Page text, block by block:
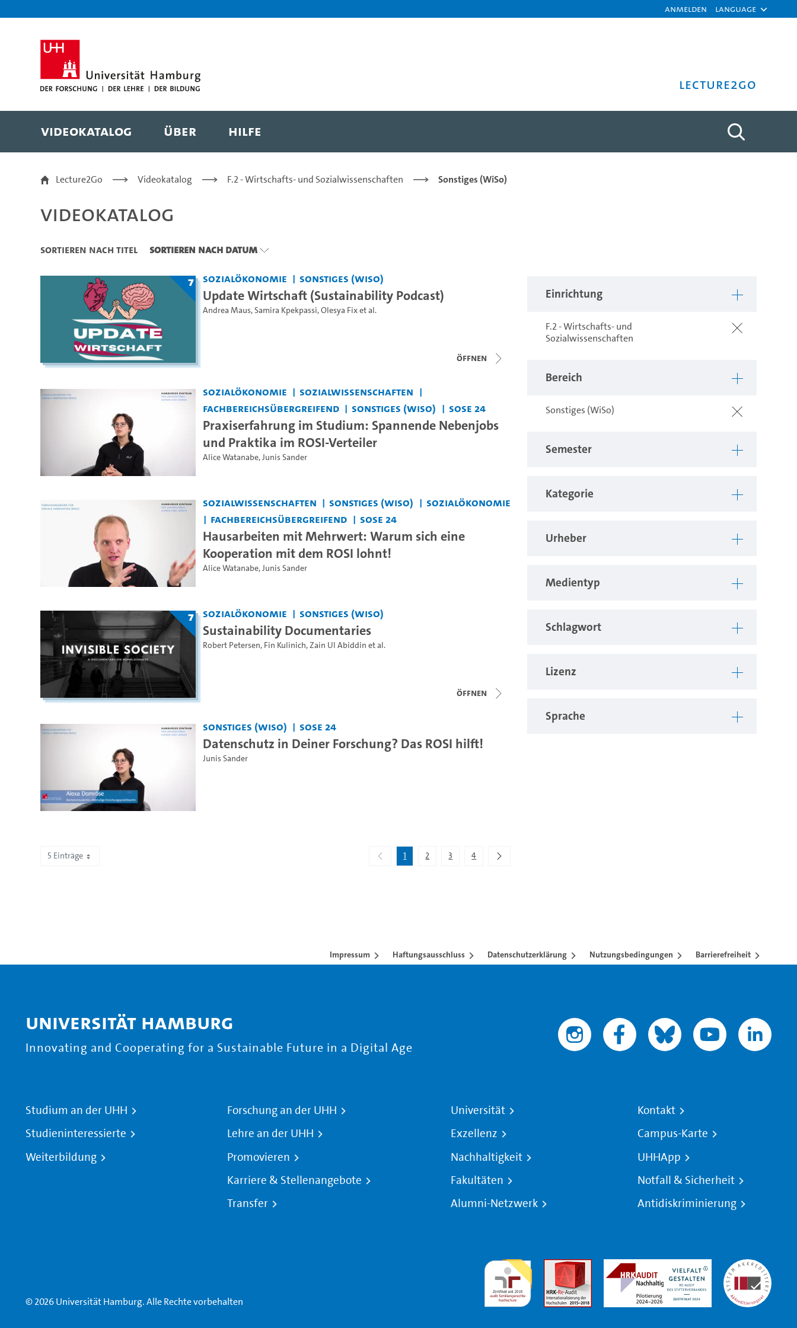
Anmelden Language
Lecture2Go
Videokatalog Über Hilfe
Videokatalog
Lecture2Go Videokatalog F.2 - Wirtschafts- und Sozialwissenschaften Sonstiges (WiSo)
Videokatalog
Sortieren nach Titel Sortieren nach Datum
Einrichtung
F.2 - Wirtschafts- und
Sozialwissenschaften
Bereich
Sonstiges (WiSo)
Semester
Kategorie
Urheber
Medientyp
Schlagwort
Lizenz
Sprache
7 Sozialökonomie Sonstiges (WiSo)
Update Wirtschaft (Sustainability Podcast)
Andrea Maus,Samira Kpekpassi,Olesya Fixet al.
Öffnen
Sozialökonomie
Sozialwissenschaften
Fachbereichsübergreifend
Sonstiges (WiSo) SoSe 24
Praxiserfahrung im Studium: Spannende Nebenjobs
und Praktika im ROSI-Verteiler
Alice Watanabe,Junis Sander
Sozialwissenschaften Sonstiges (WiSo)
Sozialökonomie
Fachbereichsübergreifend
SoSe 24
Hausarbeiten mit Mehrwert: Warum sich eine
Kooperation mit dem ROSI lohnt!
Alice Watanabe,Junis Sander
7 Sozialökonomie Sonstiges (WiSo)
Sustainability Documentaries
Robert Petersen, Fin Kulinich,Zain Ul Abiddin et al.
Öffnen
Sonstiges (WiSo) SoSe 24
Datenschutz in Deiner Forschung? Das ROSI hilft!
Junis Sander
5 Einträge 1 2 3 4
Impressum Haftungsausschluss Datenschutzerklärung Nutzungsbedingungen Barrierefreiheit
Universität Hamburg
Innovating and Cooperating for a Sustainable Future in a Digital Age
Studium an der UHH
Studieninteressierte
Weiterbildung
Forschung an der UHH
Lehre an der UHH
Promovieren
Karriere & Stellenangebote
Transfer
Universität
Exzellenz
Nachhaltigkeit
Fakultäten
Alumni-Netzwerk
Kontakt
Campus-Karte
UHHApp
Notfall & Sicherheit
Antidiskriminierung
© 2026 Universität Hamburg. Alle Rechte vorbehalten